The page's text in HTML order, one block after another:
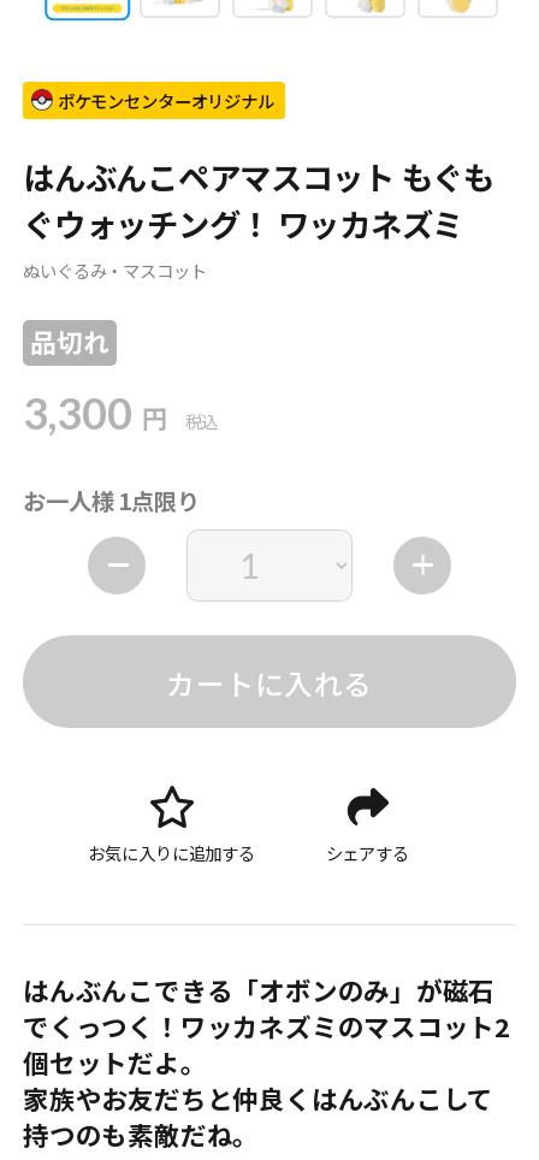
ポケモンセンターオリジナル
はんぶんこペアマスコット もぐも
ぐウォッチング！ ワッカネズミ
ぬいぐるみ・マスコット
品切れ
3,300 円 税込
お一人様 1点限り
カートに入れる
お気に入りに追加する シェアする
はんぶんこできる「オボンのみ」が磁石
でくっつく！ワッカネズミのマスコット2
個セットだよ。
家族やお友だちと仲良くはんぶんこして
持つのも素敵だね。